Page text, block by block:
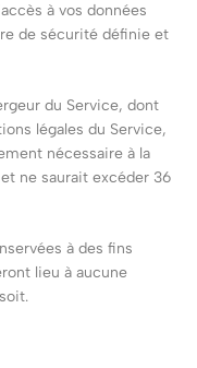
à vos données
de sécurité définie et
du Service, dont
légales du Service,
nécessaire à la
ne saurait excéder 36
à des fins
lieu à aucune